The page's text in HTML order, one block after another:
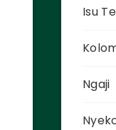
Isu
Ngaji